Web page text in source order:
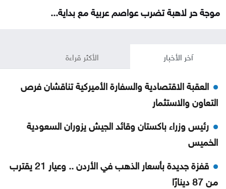
موجة حر لاهبة تضرب عواصم عربية مع بداية...
آخر الأخبار الأكثر قراءة
العقبة الاقتصادية والسفارة الأميركية تناقشان فرص
التعاون والاستثمار
رئيس وزراء باكستان وقائد الجيش يزوران السعودية
الخميس
قفزة جديدة بأسعار الذهب في الأردن .. وعيار 21 يقترب
من 87 دينارًا